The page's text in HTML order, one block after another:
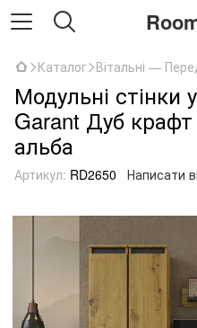
Каталог Вітальні —
Модульні стінки
Garant Дуб
альба
Артикул: RD2650 Написати